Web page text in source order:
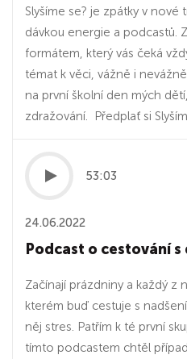
Slyšíme se? je zpátky v
dávkou energie a podcastů.
formátem, který vás čeká
témat k věci, vážně i
na první školní den mých
zdražování. Předplať si
53:03
24.06.2022
Podcast o cestování
Začínají prázdniny a každý z
kterém buď cestuje s
něj stres. Patřím k té první
tímto podcastem chtěl